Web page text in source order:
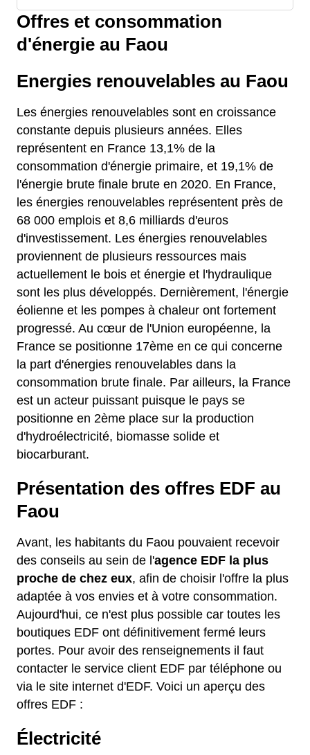
Offres et consommation
d'énergie au Faou
Energies renouvelables au Faou
Les énergies renouvelables sont en croissance
constante depuis plusieurs années. Elles
représentent en France 13,1% de la
consommation d'énergie primaire, et 19,1% de
l'énergie brute finale brute en 2020. En France,
les énergies renouvelables représentent près de
68 000 emplois et 8,6 milliards d'euros
d'investissement. Les énergies renouvelables
proviennent de plusieurs ressources mais
actuellement le bois et énergie et l'hydraulique
sont les plus développés. Dernièrement, l'énergie
éolienne et les pompes à chaleur ont fortement
progressé. Au cœur de l'Union européenne, la
France se positionne 17ème en ce qui concerne
la part d'énergies renouvelables dans la
consommation brute finale. Par ailleurs, la France
est un acteur puissant puisque le pays se
positionne en 2ème place sur la production
d'hydroélectricité, biomasse solide et
biocarburant.
Présentation des offres EDF au
Faou
Avant, les habitants du Faou pouvaient recevoir
des conseils au sein de l'agence EDF la plus
proche de chez eux, afin de choisir l'offre la plus
adaptée à vos envies et à votre consommation.
Aujourd'hui, ce n'est plus possible car toutes les
boutiques EDF ont définitivement fermé leurs
portes. Pour avoir des renseignements il faut
contacter le service client EDF par téléphone ou
via le site internet d'EDF. Voici un aperçu des
offres EDF :
Électricité